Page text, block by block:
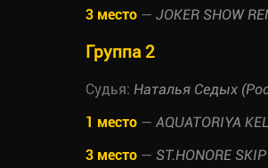
3 место — JOKER SHOW
Группа 2
Судья: Наталья Седых
1 место — AQUATORIYA
3 место — ST.HONORE